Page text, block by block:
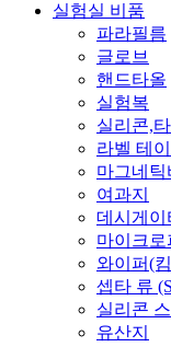
실험실 비품
파라필름
글로브
핸드타올
실험복
실리콘,
라벨 테
마그네틱
여과지
데시게이
마이크로
와이퍼(
셉타 류
실리콘
유산지